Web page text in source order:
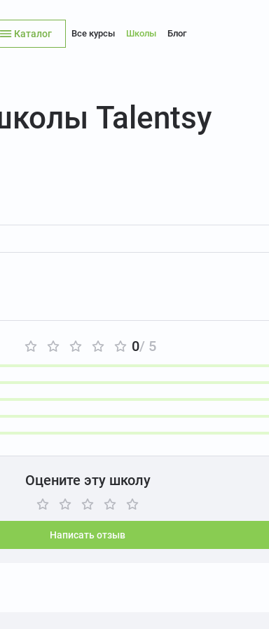
Каталог Все курсы Школы Блог
Talentsy
0/ 5
Оцените эту школу
Написать отзыв